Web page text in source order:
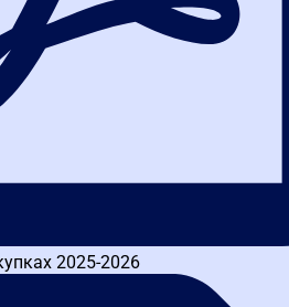
по госзакупкам с 16-летним
11 лет работы госинспектором в
закупок Федеральной...